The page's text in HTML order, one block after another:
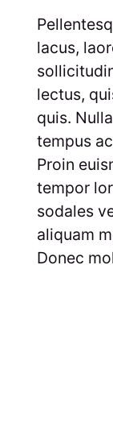
lacus,
lectus,
quis.
tempus
Proin
tempor
sodales
aliquam
Donec